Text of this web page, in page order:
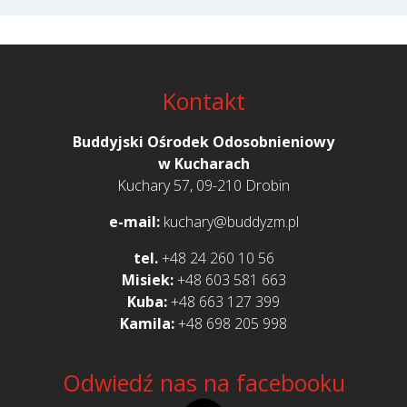
Kontakt
Buddyjski Ośrodek Odosobnieniowy
w Kucharach
Kuchary 57, 09-210 Drobin
e-mail: kuchary@buddyzm.pl
tel. +48 24 260 10 56
Misiek: +48 603 581 663
Kuba:+48 663 127 399‬
Kamila:+48 698 205 998
Odwiedź nas na facebooku